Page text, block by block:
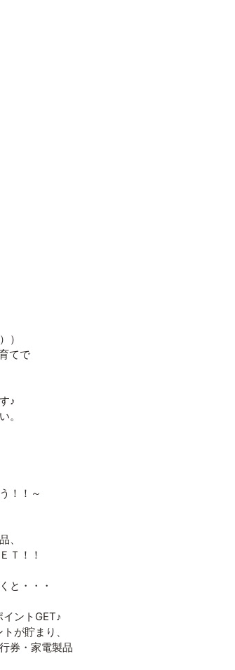
）
てで
♪
。
！！～
、
Ｔ！！
と・・・
ントGET♪
が貯まり、
券・家電製品